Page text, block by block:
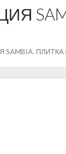
ПЛИТКА